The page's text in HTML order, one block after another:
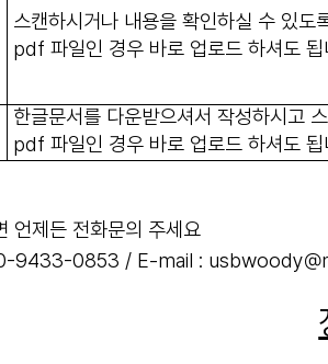
스캔하시거나 내용을 확인하실 수 있도
pdf 파일인 경우 바로 업로드 하셔도 됩
한글문서를 다운받으셔서 작성하시고
pdf 파일인 경우 바로 업로드 하셔도 됩
언제든 전화문의 주세요
9433-0853 / E-mail :